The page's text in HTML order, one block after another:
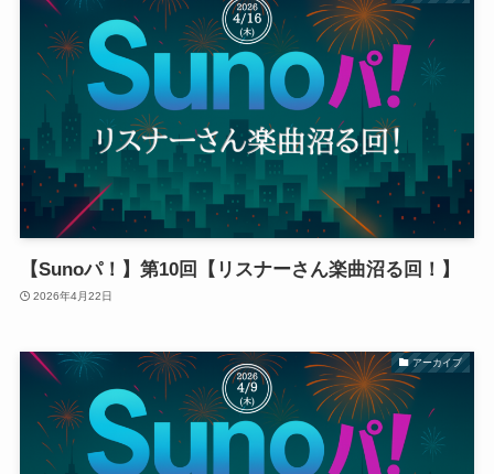
【Sunoパ！】第10回【リスナーさん楽曲沼る回！】
2026年4月22日
アーカイブ